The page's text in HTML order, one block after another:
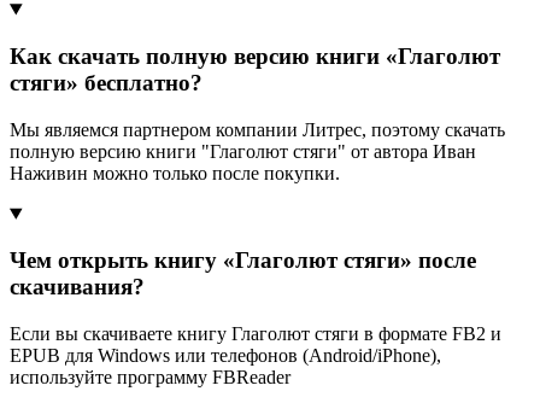
Как скачать полную версию книги «Глаголют
стяги» бесплатно?
Мы являемся партнером компании Литрес, поэтому скачать
полную версию книги "Глаголют стяги" от автора Иван
Наживин можно только после покупки.
Чем открыть книгу «Глаголют стяги» после
скачивания?
Если вы скачиваете книгу Глаголют стяги в формате FB2 и
EPUB для Windows или телефонов (Android/iPhone),
используйте программу FBReader